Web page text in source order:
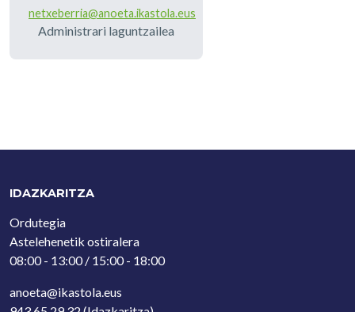
netxeberria@anoeta.ikastola.eus
Administrari laguntzailea
IDAZKARITZA
Ordutegia
Astelehenetik ostiralera
08:00 - 13:00 / 15:00 - 18:00
anoeta@ikastola.eus